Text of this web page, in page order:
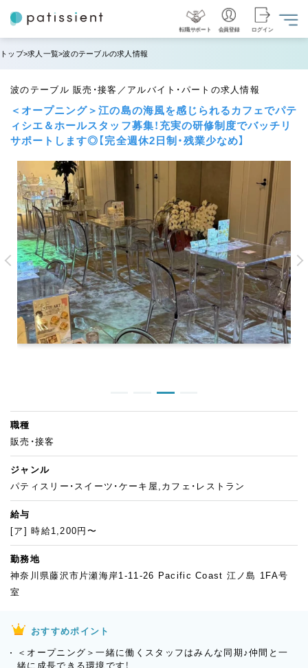
転職サポート 会員登録 ログイン
トップ 求人一覧 波のテーブルの求人情報
波のテーブル 販売・接客／アルバイト・パートの求人情報
＜オープニング＞江の島の海風を感じられるカフェでパテ
ィシエ＆ホールスタッフ募集！充実の研修制度でバッチリ
サポートします◎【完全週休2日制・残業少なめ】
職種
販売・接客
ジャンル
パティスリー・スイーツ・ケーキ屋,カフェ・レストラン
給与
[ア] 時給1,200円〜
勤務地
神奈川県藤沢市片瀬海岸1-11-26 Pacific Coast 江ノ島 1FA号
室
おすすめポイント
＜オープニング＞一緒に働くスタッフはみんな同期♪仲間と一
緒に成長できる環境です！